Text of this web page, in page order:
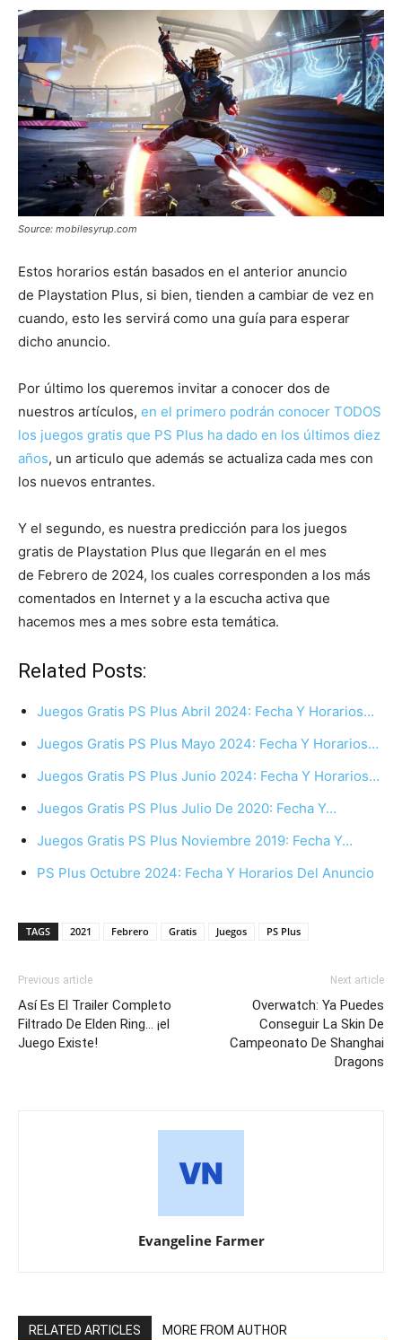
Source: mobilesyrup.com
Estos horarios están basados en el anterior anuncio
de Playstation Plus, si bien, tienden a cambiar de vez en
cuando, esto les servirá como una guía para esperar
dicho anuncio.
Por último los queremos invitar a conocer dos de
nuestros artículos, en el primero podrán conocer TODOS
los juegos gratis que PS Plus ha dado en los últimos diez
años, un articulo que además se actualiza cada mes con
los nuevos entrantes.
Y el segundo, es nuestra predicción para los juegos
gratis de Playstation Plus que llegarán en el mes
de Febrero de 2024, los cuales corresponden a los más
comentados en Internet y a la escucha activa que
hacemos mes a mes sobre esta temática.
Related Posts:
Juegos Gratis PS Plus Abril 2024: Fecha Y Horarios…
Juegos Gratis PS Plus Mayo 2024: Fecha Y Horarios…
Juegos Gratis PS Plus Junio 2024: Fecha Y Horarios…
Juegos Gratis PS Plus Julio De 2020: Fecha Y…
Juegos Gratis PS Plus Noviembre 2019: Fecha Y…
PS Plus Octubre 2024: Fecha Y Horarios Del Anuncio
TAGS 2021 Febrero Gratis Juegos PS Plus
Previous article
Así Es El Trailer Completo
Filtrado De Elden Ring… ¡el
Juego Existe!
Next article
Overwatch: Ya Puedes
Conseguir La Skin De
Campeonato De Shanghai
Dragons
Evangeline Farmer
RELATED ARTICLES MORE FROM AUTHOR